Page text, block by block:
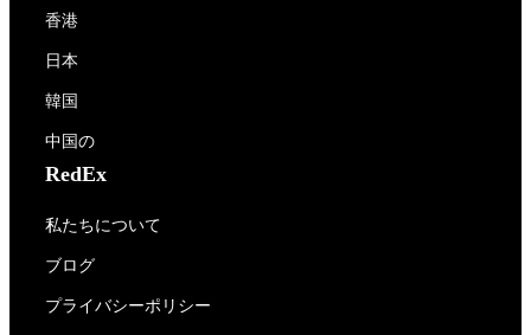
香港
日本
韓国
中国の
RedEx
私たちについて
ブログ
プライバシーポリシー